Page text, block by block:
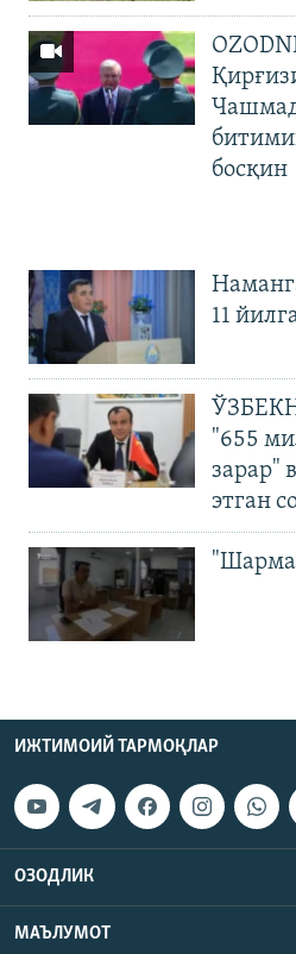
босқин
11
"655
зарар"
этган
ИЖТИМОИЙ ТАРМОҚЛАР
ОЗОДЛИК
МАЪЛУМОТ